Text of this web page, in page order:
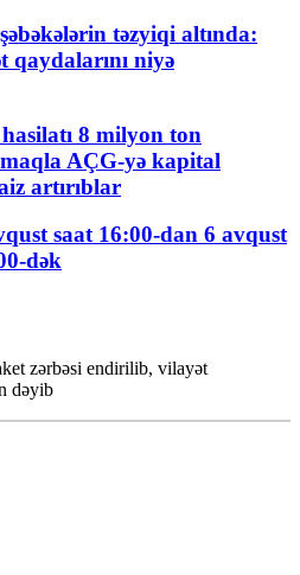
təzyiqi altında:
qaydalarını niyə
8 milyon ton
AÇG-yə kapital
artırıblar
saat 16:00-dan 6 avqust
dək
zərbəsi endirilib, vilayət
dəyib